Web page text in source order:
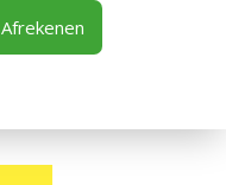
Afrekenen